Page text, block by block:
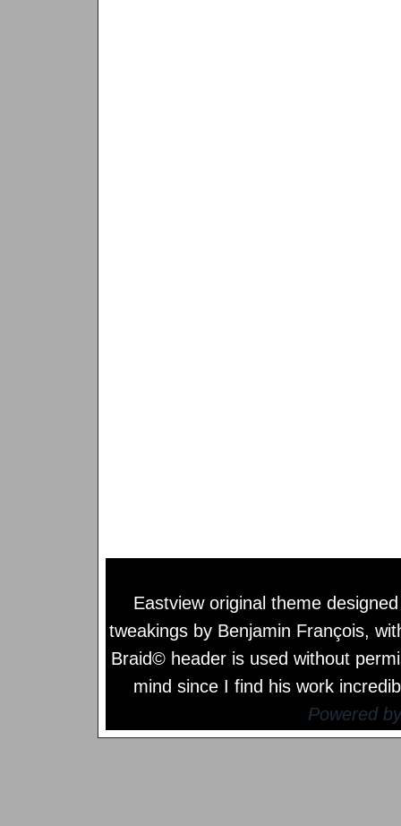
Eastview original theme
tweakings by Benjamin François,
Braid© header is used without
mind since I find his work
Powered